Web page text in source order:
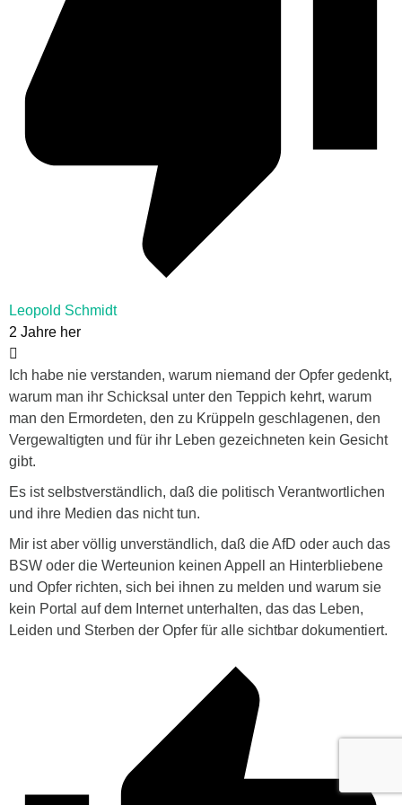
Leopold Schmidt
2 Jahre her
Ich habe nie verstanden, warum niemand der Opfer gedenkt,
warum man ihr Schicksal unter den Teppich kehrt, warum
man den Ermordeten, den zu Krüppeln geschlagenen, den
Vergewaltigten und für ihr Leben gezeichneten kein Gesicht
gibt.
Es ist selbstverständlich, daß die politisch Verantwortlichen
und ihre Medien das nicht tun.
Mir ist aber völlig unverständlich, daß die AfD oder auch das
BSW oder die Werteunion keinen Appell an Hinterbliebene
und Opfer richten, sich bei ihnen zu melden und warum sie
kein Portal auf dem Internet unterhalten, das das Leben,
Leiden und Sterben der Opfer für alle sichtbar dokumentiert.